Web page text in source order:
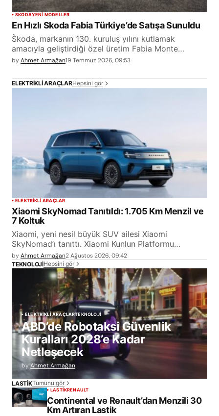
SKODAYENİ MODELLER
En Hızlı Skoda Fabia Türkiye’de Satışa Sunuldu
Škoda, markanın 130. kuruluş yılını kutlamak
amacıyla geliştirdiği özel üretim Fabia Monte…
byAhmet Armağan19 Temmuz 2026, 09:53
ELEKTRIKLI ARAÇLARHepsini gör
ELEKTRİKLİ ARAÇLAR
Xiaomi SkyNomad Tanıtıldı: 1.705 Km Menzil ve
7 Koltuk
Xiaomi, yeni nesil büyük SUV ailesi Xiaomi
SkyNomad’ı tanıttı. Xiaomi Kunlun Platformu…
byAhmet Armağan2 Ağustos 2026, 09:42
TEKNOLOJİHepsini gör
ELEKTRİKLİ ARAÇLARTEKNOLOJİ
ABD’de Robotaksi Güvenlik
Kuralları 2028’e Kadar
Netleşecek
byAhmet Armağan
LASTİKTümünü gör
LASTİKRENAULT
Continental ve Renault’dan Menzili 30
Km Artıran Lastik